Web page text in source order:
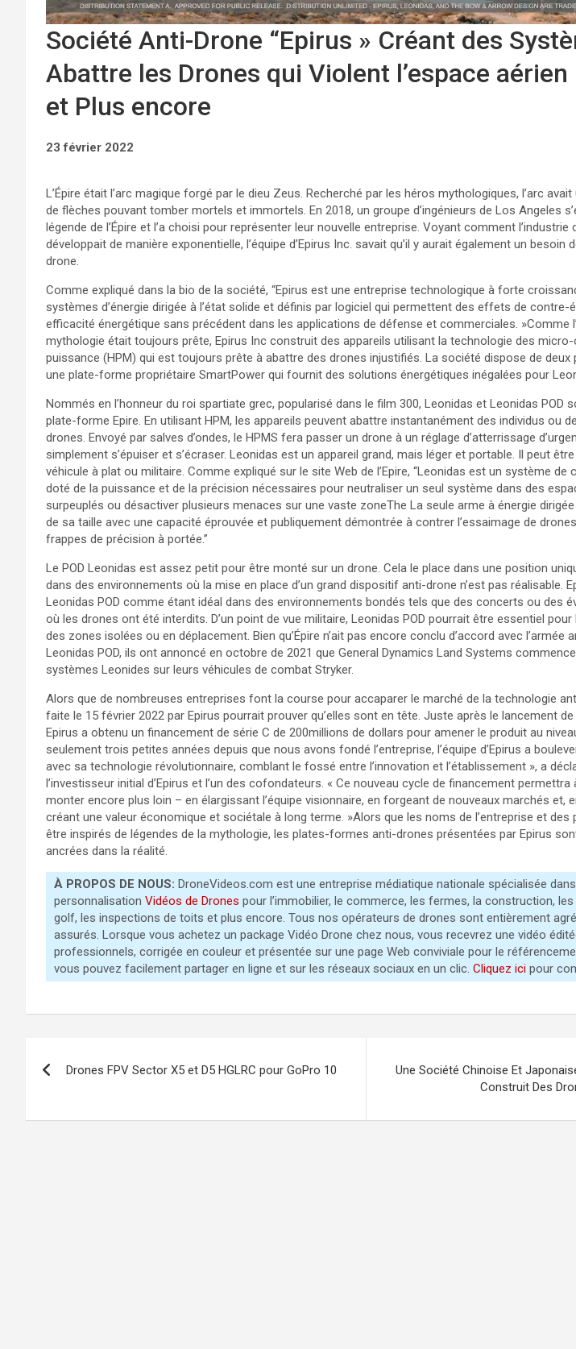
Société Anti-Drone “Epirus » Créant des
Abattre les Drones qui Violent l’espace
et Plus encore
23 février 2022
L’Épire était l’arc magique forgé par le dieu Zeus. Recherché par les héros mythologiques, l’arc
de flèches pouvant tomber mortels et immortels. En 2018, un groupe d’ingénieurs de Los Angeles
légende de l’Épire et l’a choisi pour représenter leur nouvelle entreprise. Voyant comment l’industrie
développait de manière exponentielle, l’équipe d’Epirus Inc. savait qu’il y aurait également un besoin
drone.
Comme expliqué dans la bio de la société, “Epirus est une entreprise technologique à forte
systèmes d’énergie dirigée à l’état solide et définis par logiciel qui permettent des effets de contre-
efficacité énergétique sans précédent dans les applications de défense et commerciales. »Comme
mythologie était toujours prête, Epirus Inc construit des appareils utilisant la technologie des
puissance (HPM) qui est toujours prête à abattre des drones injustifiés. La société dispose de deux
une plate-forme propriétaire SmartPower qui fournit des solutions énergétiques inégalées pour
Nommés en l’honneur du roi spartiate grec, popularisé dans le film 300, Leonidas et Leonidas POD
plate-forme Epire. En utilisant HPM, les appareils peuvent abattre instantanément des individus ou
drones. Envoyé par salves d’ondes, le HPMS fera passer un drone à un réglage d’atterrissage
simplement s’épuiser et s’écraser. Leonidas est un appareil grand, mais léger et portable. Il peut
véhicule à plat ou militaire. Comme expliqué sur le site Web de l’Epire, “Leonidas est un système de
doté de la puissance et de la précision nécessaires pour neutraliser un seul système dans des
surpeuplés ou désactiver plusieurs menaces sur une vaste zoneThe La seule arme à énergie
de sa taille avec une capacité éprouvée et publiquement démontrée à contrer l’essaimage de
frappes de précision à portée.”
Le POD Leonidas est assez petit pour être monté sur un drone. Cela le place dans une position
dans des environnements où la mise en place d’un grand dispositif anti-drone n’est pas réalisable.
Leonidas POD comme étant idéal dans des environnements bondés tels que des concerts ou des
où les drones ont été interdits. D’un point de vue militaire, Leonidas POD pourrait être essentiel
des zones isolées ou en déplacement. Bien qu’Épire n’ait pas encore conclu d’accord avec l’armée
Leonidas POD, ils ont annoncé en octobre de 2021 que General Dynamics Land Systems
systèmes Leonides sur leurs véhicules de combat Stryker.
Alors que de nombreuses entreprises font la course pour accaparer le marché de la technologie
faite le 15 février 2022 par Epirus pourrait prouver qu’elles sont en tête. Juste après le lancement de
Epirus a obtenu un financement de série C de 200millions de dollars pour amener le produit au
seulement trois petites années depuis que nous avons fondé l’entreprise, l’équipe d’Epirus a
avec sa technologie révolutionnaire, comblant le fossé entre l’innovation et l’établissement », a
l’investisseur initial d’Epirus et l’un des cofondateurs. « Ce nouveau cycle de financement permettra
monter encore plus loin – en élargissant l’équipe visionnaire, en forgeant de nouveaux marchés et,
créant une valeur économique et sociétale à long terme. »Alors que les noms de l’entreprise et des
être inspirés de légendes de la mythologie, les plates-formes anti-drones présentées par Epirus
ancrées dans la réalité.
À PROPOS DE NOUS: DroneVideos.com est une entreprise médiatique nationale spécialisée
personnalisation Vidéos de Drones pour l’immobilier, le commerce, les fermes, la construction,
golf, les inspections de toits et plus encore. Tous nos opérateurs de drones sont entièrement
assurés. Lorsque vous achetez un package Vidéo Drone chez nous, vous recevrez une vidéo
professionnels, corrigée en couleur et présentée sur une page Web conviviale pour le
vous pouvez facilement partager en ligne et sur les réseaux sociaux en un clic. Cliquez ici pour
de
l’article
Drones FPV Sector X5 et D5 HGLRC pour GoPro 10
Une Société Chinoise Et
Construit Des